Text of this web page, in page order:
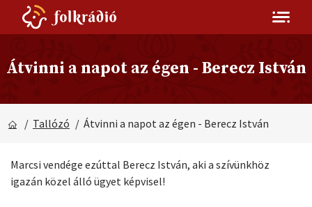
Átvinni a napot az égen - Berecz István
/ Tallózó / Átvinni a napot az égen - Berecz István
Marcsi vendége ezúttal Berecz István, aki a szívünkhöz
igazán közel álló ügyet képvisel!